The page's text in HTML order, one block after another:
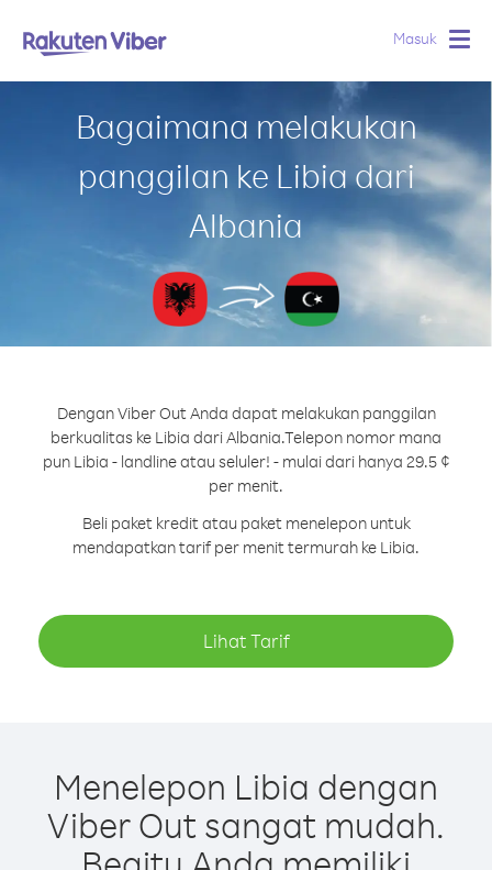
Masuk
Bagaimana melakukan
panggilan ke Libia dari
Albania
Dengan Viber Out Anda dapat melakukan panggilan
berkualitas ke Libia dari Albania.Telepon nomor mana
pun Libia - landline atau seluler! - mulai dari hanya 29.5 ¢
per menit.
Beli paket kredit atau paket menelepon untuk
mendapatkan tarif per menit termurah ke Libia.
Lihat Tarif
Menelepon Libia dengan
Viber Out sangat mudah.